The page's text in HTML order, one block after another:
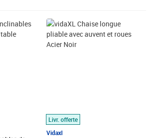
Livr. offerte
Vidaxl
Prix barré 59,16€ HT
Prix 49,88€ HT